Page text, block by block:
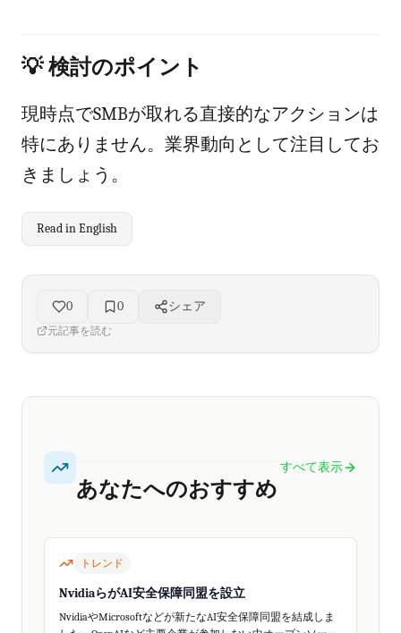
💡 検討のポイント
現時点でSMBが取れる直接的なアクションは
特にありません。業界動向として注目してお
きましょう。
Read in English
0 0 シェア
元記事を読む
あなたへのおすすめ
すべて表示
トレンド
NvidiaらがAI安全保障同盟を設立
NvidiaやMicrosoftなどが新たなAI安全保障同盟を結成しま